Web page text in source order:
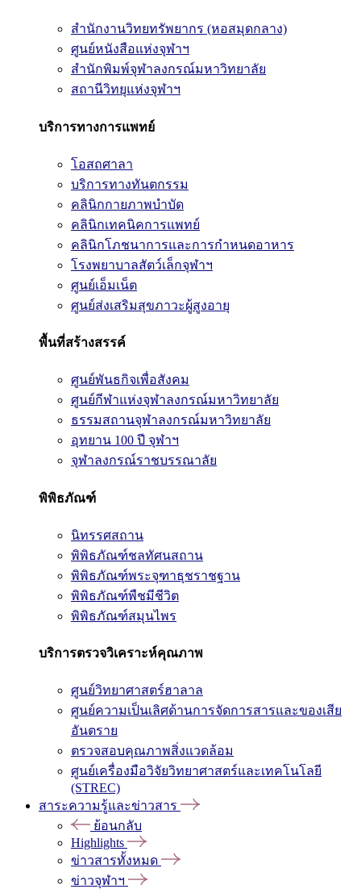
สำนักงานวิทยทรัพยากร (หอสมุดกลาง)
ศูนย์หนังสือแห่งจุฬาฯ
สำนักพิมพ์จุฬาลงกรณ์มหาวิทยาลัย
สถานีวิทยุแห่งจุฬาฯ
บริการทางการแพทย์
โอสถศาลา
บริการทางทันตกรรม
คลินิกกายภาพบำบัด
คลินิกเทคนิคการแพทย์
คลินิกโภชนาการและการกำหนดอาหาร
โรงพยาบาลสัตว์เล็กจุฬาฯ
ศูนย์เอ็มเน็ต
ศูนย์ส่งเสริมสุขภาวะผู้สูงอายุ
พื้นที่สร้างสรรค์
ศูนย์พันธกิจเพื่อสังคม
ศูนย์กีฬาแห่งจุฬาลงกรณ์มหาวิทยาลัย
ธรรมสถานจุฬาลงกรณ์มหาวิทยาลัย
อุทยาน 100 ปี จุฬาฯ
จุฬาลงกรณ์ราชบรรณาลัย
พิพิธภัณฑ์
นิทรรศสถาน
พิพิธภัณฑ์ชลทัศนสถาน
พิพิธภัณฑ์พระจุฑาธุชราชฐาน
พิพิธภัณฑ์พืชมีชีวิต
พิพิธภัณฑ์สมุนไพร
บริการตรวจวิเคราะห์คุณภาพ
ศูนย์วิทยาศาสตร์ฮาลาล
ศูนย์ความเป็นเลิศด้านการจัดการสารและของเสีย
อันตราย
ตรวจสอบคุณภาพสิ่งแวดล้อม
ศูนย์เครื่องมือวิจัยวิทยาศาสตร์และเทคโนโลยี
(STREC)
สาระความรู้และข่าวสาร
ย้อนกลับ
Highlights
ข่าวสารทั้งหมด
ข่าวจุฬาฯ